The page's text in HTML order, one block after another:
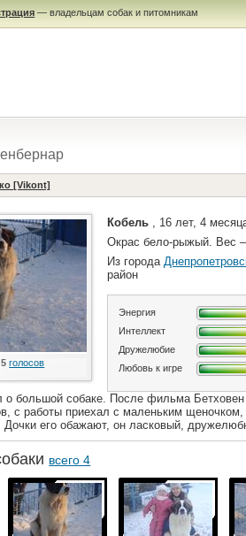
— владельцам собак и питомникам
[Vikont]
5 голосов
Кобель , 16 лет, 4
Окрас бело-рыжый. Вес
Из города
район
Энергия
Интеллект
Дружелюбие
Любовь к игре
о большой собаке. После фильма
с работы приехал с маленьким
его обажают, он ласковый,
всего 4